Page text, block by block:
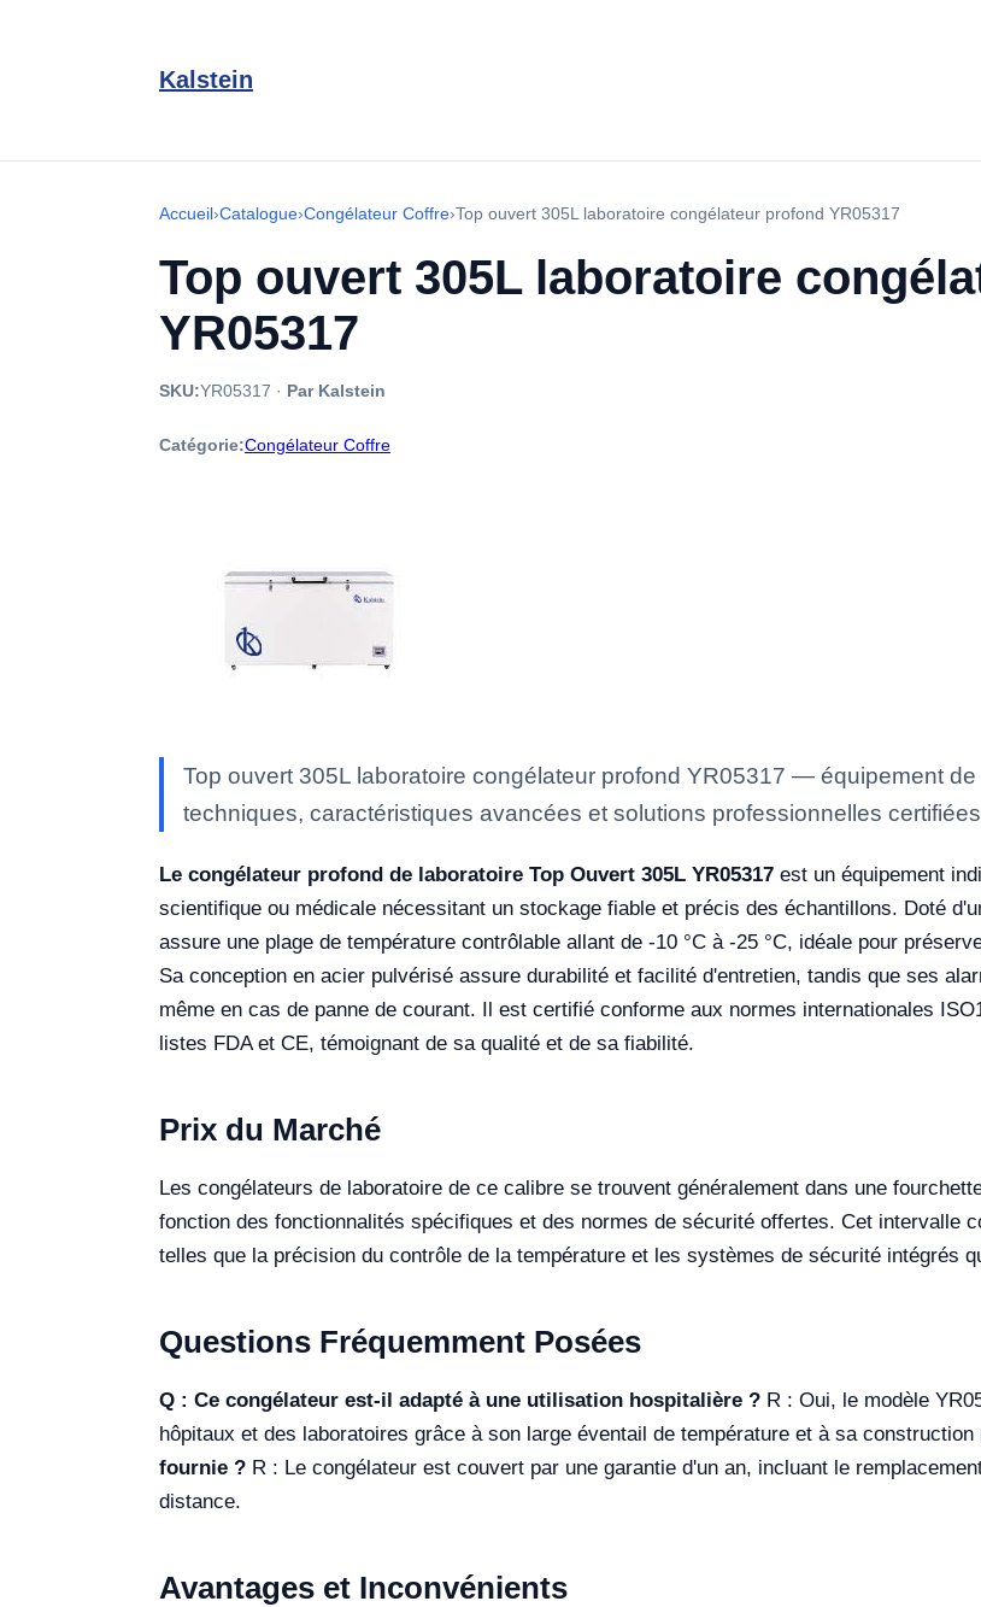
Kalstein
Accueil›Catalogue›Congélateur Coffre›Top ouvert 305L laboratoire congélateur profond YR05317
Top ouvert 305L laboratoire
YR05317
SKU:YR05317 · Par Kalstein
Catégorie:Congélateur Coffre
Top ouvert 305L laboratoire congélateur profond YR05317 — équipement
techniques, caractéristiques avancées et solutions professionnelles
Le congélateur profond de laboratoire Top Ouvert 305L YR05317 est un équipement
scientifique ou médicale nécessitant un stockage fiable et précis des échantillons. Doté
assure une plage de température contrôlable allant de -10 °C à -25 °C, idéale pour
Sa conception en acier pulvérisé assure durabilité et facilité d'entretien, tandis que ses
même en cas de panne de courant. Il est certifié conforme aux normes internationales
listes FDA et CE, témoignant de sa qualité et de sa fiabilité.
Prix du Marché
Les congélateurs de laboratoire de ce calibre se trouvent généralement dans une
fonction des fonctionnalités spécifiques et des normes de sécurité offertes. Cet intervalle
telles que la précision du contrôle de la température et les systèmes de sécurité intégrés
Questions Fréquemment Posées
Q : Ce congélateur est-il adapté à une utilisation hospitalière ? R : Oui, le modèle
hôpitaux et des laboratoires grâce à son large éventail de température et à sa construction
fournie ? R : Le congélateur est couvert par une garantie d'un an, incluant le
distance.
Avantages et Inconvénients